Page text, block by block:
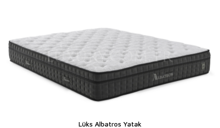
Lüks Albatros Yatak